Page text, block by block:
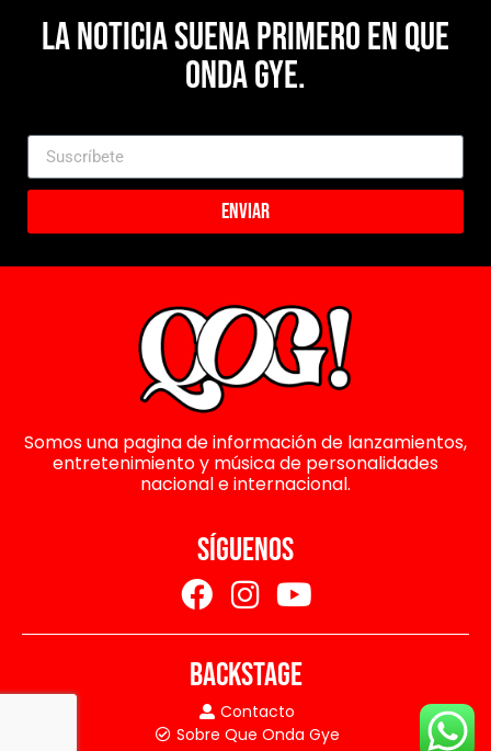
La noticia suena primero en Que
Onda Gye.
Enviar
Somos una pagina de información de lanzamientos,
entretenimiento y música de personalidades
nacional e internacional.
SÍGUENOS
BACKSTAGE
Contacto
Sobre Que Onda Gye